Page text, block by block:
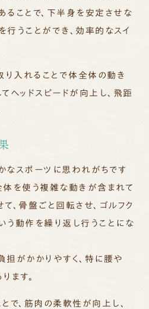
ことで、下半身を安定させな
うことができ、効率的なスイ
り入れることで体全体の動き
ヘッドスピードが向上し、飛距
なスポーツに思われがちです
体を使う複雑な動きが含まれて
、骨盤ごと回転させ、ゴルフク
う動作を繰り返し行うことにな
担がかかりやすく、特に腰や
ます。
で、筋肉の柔軟性が向上し、